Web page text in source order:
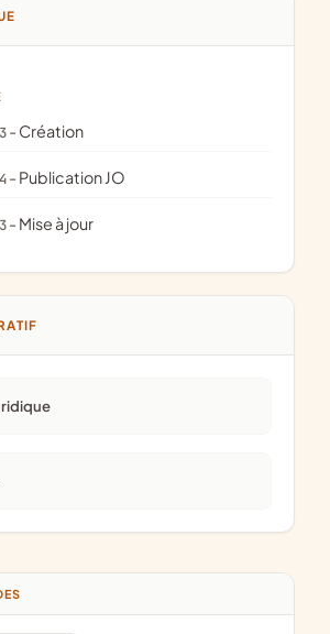
- Création
- Publication JO
- Mise à jour